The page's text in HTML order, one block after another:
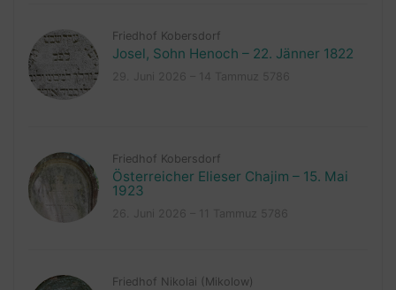
Friedhof Kobersdorf
Josel, Sohn Henoch – 22. Jänner 1822
Friedhof Kobersdorf
Österreicher Elieser Chajim – 15. Mai
1923
Friedhof Nikolai (Mikolow)